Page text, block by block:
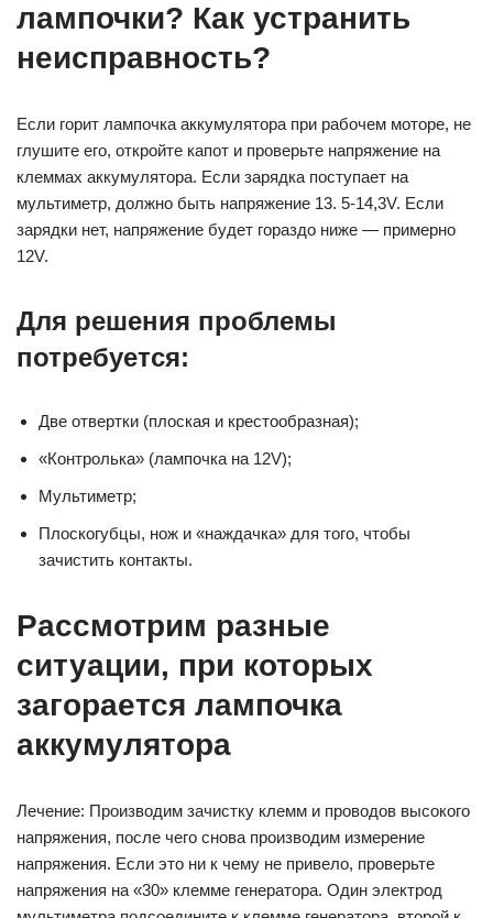
лампочки? Как устранить
неисправность?
Если горит лампочка аккумулятора при рабочем моторе, не
глушите его, откройте капот и проверьте напряжение на
клеммах аккумулятора. Если зарядка поступает на
мультиметр, должно быть напряжение 13. 5-14,3V. Если
зарядки нет, напряжение будет гораздо ниже — примерно
12V.
Для решения проблемы
потребуется:
Две отвертки (плоская и крестообразная);
«Контролька» (лампочка на 12V);
Мультиметр;
Плоскогубцы, нож и «наждачка» для того, чтобы
зачистить контакты.
Рассмотрим разные
ситуации, при которых
загорается лампочка
аккумулятора
Лечение: Производим зачистку клемм и проводов высокого
напряжения, после чего снова производим измерение
напряжения. Если это ни к чему не привело, проверьте
напряжения на «30» клемме генератора. Один электрод